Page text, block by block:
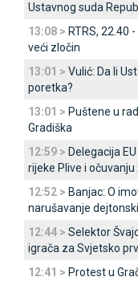
Ustavnog suda
13:08 > RTRS, 22.40
veći zločin
13:01 > Vulić: Da li
poretka?
13:01 > Puštene u
Gradiška
12:59 > Delegacija
rijeke Plive i
12:52 > Banjac: O
narušavanje
12:44 > Selektor
igrača za Svjetsko
12:41 > Protest u